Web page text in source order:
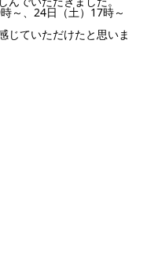
～、24日（土）17時～
じていただけたと思いま